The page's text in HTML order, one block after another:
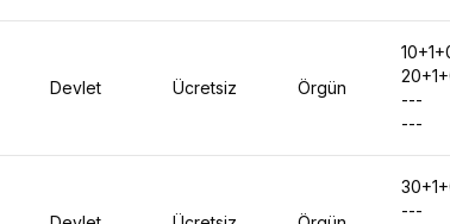
Devlet Ücretsiz Örgün
---
---
---